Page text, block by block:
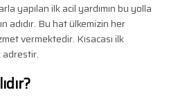
yapılan ilk acil yardımın bu yolla
adıdır. Bu hat ülkemizin her
vermektedir. Kısacası ilk
adrestir.